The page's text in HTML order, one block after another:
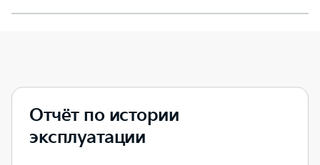
Отчёт по истории
эксплуатации